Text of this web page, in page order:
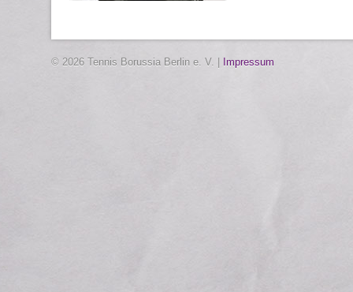
© 2026 Tennis Borussia Berlin e. V. | Impressum